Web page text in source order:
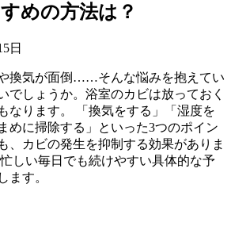
めの方法は？
日
換気が面倒……そんな悩みを抱えてい
でしょうか。浴室のカビは放っておく
なります。 「換気をする」「湿度を
めに掃除する」といった3つのポイン
、カビの発生を抑制する効果がありま
しい毎日でも続けやすい具体的な予
ます。